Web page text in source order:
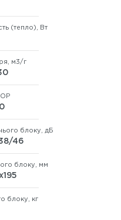
(тепло), Вт
м3/г
блоку, дБ
46
блоку, мм
блоку, кг